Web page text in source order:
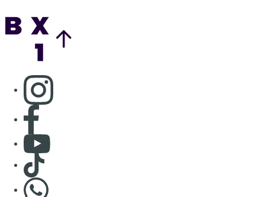
S'abonner à notre newsletter
Connaître BX1
Publicité
Offres d'emploi
Contact
Mentions légales
Politique de cookies (UE)
Gérer les cookies